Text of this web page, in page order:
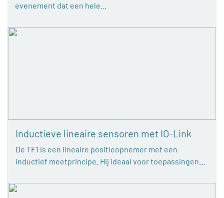
evenement dat een hele…
Inductieve lineaire sensoren met IO-Link
De TF1 is een lineaire positieopnemer met een
inductief meetprincipe. Hij ideaal voor toepassingen…